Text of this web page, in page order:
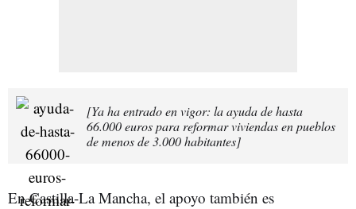
[Ya ha entrado en vigor: la ayuda de hasta
66.000 euros para reformar viviendas en pueblos
de menos de 3.000 habitantes]
En Castilla-La Mancha, el apoyo también es